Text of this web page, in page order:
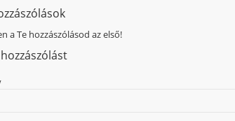
a Te hozzászólásod az első!